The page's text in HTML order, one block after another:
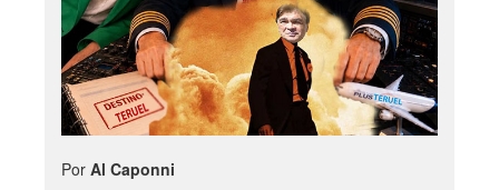
Por Al Caponni